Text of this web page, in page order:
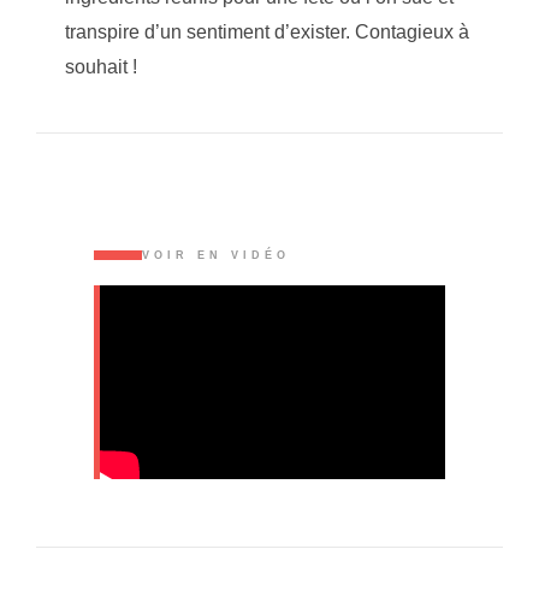
transpire d’un sentiment d’exister. Contagieux à
souhait !
VOIR EN VIDÉO